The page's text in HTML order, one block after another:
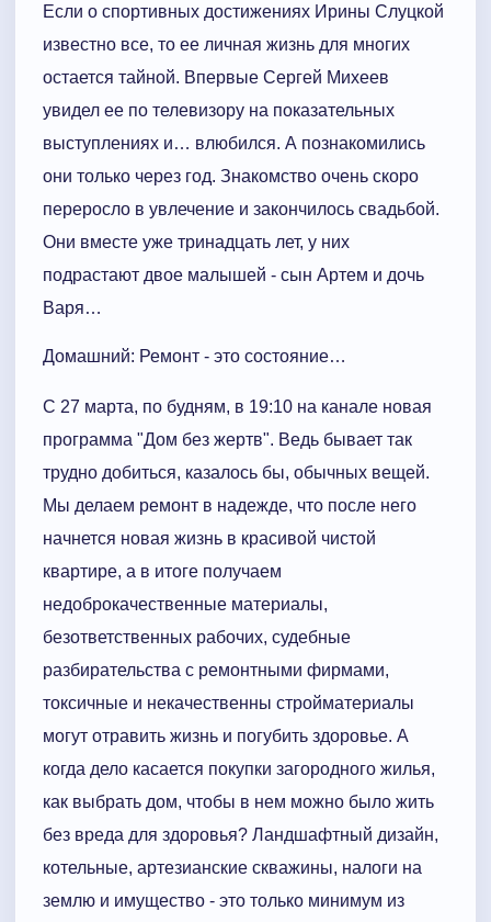
Если о спортивных достижениях Ирины Слуцкой
известно все, то ее личная жизнь для многих
остается тайной. Впервые Сергей Михеев
увидел ее по телевизору на показательных
выступлениях и… влюбился. А познакомились
они только через год. Знакомство очень скоро
переросло в увлечение и закончилось свадьбой.
Они вместе уже тринадцать лет, у них
подрастают двое малышей - сын Артем и дочь
Варя…
Домашний: Ремонт - это состояние…
С 27 марта, по будням, в 19:10 на канале новая
программа "Дом без жертв". Ведь бывает так
трудно добиться, казалось бы, обычных вещей.
Мы делаем ремонт в надежде, что после него
начнется новая жизнь в красивой чистой
квартире, а в итоге получаем
недоброкачественные материалы,
безответственных рабочих, судебные
разбирательства с ремонтными фирмами,
токсичные и некачественны стройматериалы
могут отравить жизнь и погубить здоровье. А
когда дело касается покупки загородного жилья,
как выбрать дом, чтобы в нем можно было жить
без вреда для здоровья? Ландшафтный дизайн,
котельные, артезианские скважины, налоги на
землю и имущество - это только минимум из